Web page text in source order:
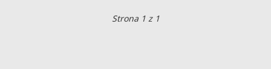
Strona 1 z 1